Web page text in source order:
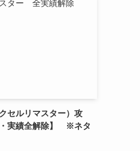
セルリマスター）攻
実績全解除】 ※ネタ